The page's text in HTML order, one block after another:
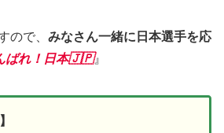
ので、 みなさん一緒に日本選手を応
ばれ！日本🇯🇵』